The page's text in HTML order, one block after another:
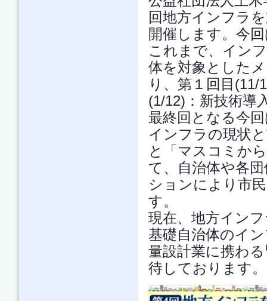
回地方インフラ
開催します。今
これまで、イン
体を対象とした
り、第１回目(11/
(1/12)：新技術導
最終回となる今
インフラの現状
と「マスコミか
て、自治体や各
ションにより市
す。
現在、地方イン
基礎自治体のイ
量設計業に携わ
待しております。